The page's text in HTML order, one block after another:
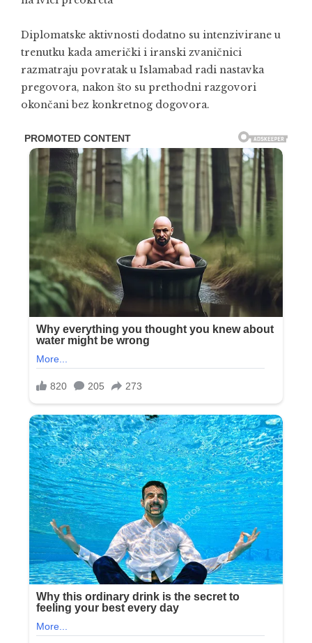
Diplomatske aktivnosti dodatno su intenzivirane u
trenutku kada američki i iranski zvaničnici
razmatraju povratak u Islamabad radi nastavka
pregovora, nakon što su prethodni razgovori
okončani bez konkretnog dogovora.